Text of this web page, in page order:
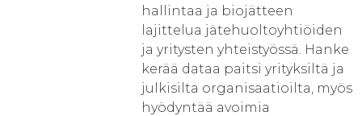
hallintaa ja biojätteen
lajittelua jätehuoltoyhtiöiden
ja yritysten yhteistyössä. Hanke
kerää dataa paitsi yrityksiltä ja
julkisilta organisaatioilta, myös
hyödyntää avoimia